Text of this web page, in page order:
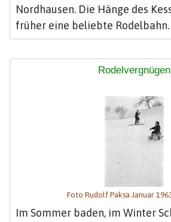
Nordhausen. Die Hänge des
früher eine beliebte Rodelbahn.
Rodelvergnügen
Foto Rudolf Paksa Januar
Im Sommer baden, im Winter